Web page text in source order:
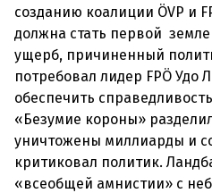
созданию коалиции ÖVP и
должна стать первой
ущерб, причиненный
потребовал лидер FPÖ Удо
обеспечить
«Безумие короны»
уничтожены миллиарды и
критиковал политик.
«всеобщей амнистии» с